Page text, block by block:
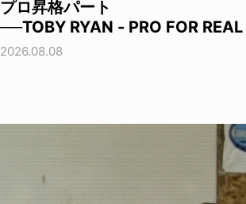
プロ昇格パート
──TOBY RYAN - PRO FOR REAL
2026.08.08